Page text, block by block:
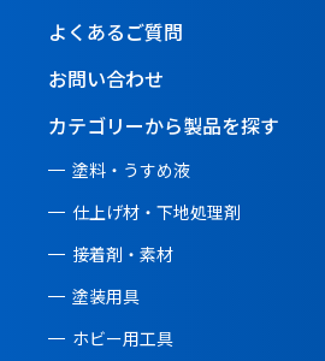
よくあるご質問
お問い合わせ
カテゴリーから製品を探す
塗料・うすめ液
仕上げ材・下地処理剤
接着剤・素材
塗装用具
ホビー用工具